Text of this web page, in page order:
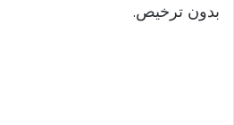
بدون ترخيص.